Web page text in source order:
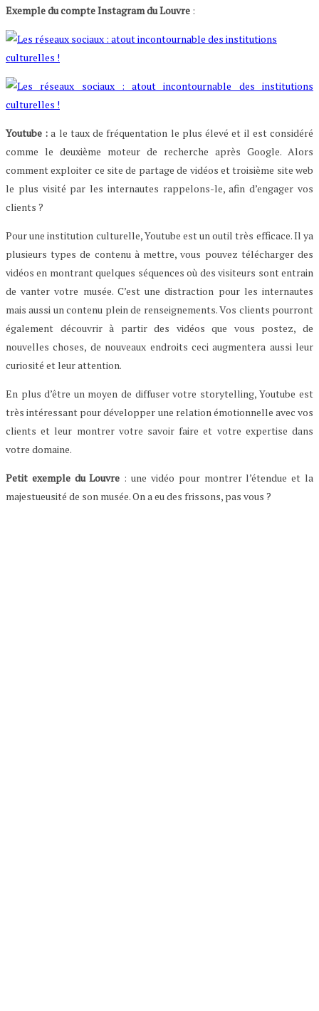
Exemple du compte Instagram du Louvre :
Youtube :a le taux de fréquentation le plus élevé et il est considéré
comme le deuxième moteur de recherche après Google. Alors
comment exploiter ce site de partage de vidéos et troisième site web
le plus visité par les internautes rappelons-le, afin d’engager vos
clients ?
Pour une institution culturelle, Youtube est un outil très efficace. Il ya
plusieurs types de contenu à mettre, vous pouvez télécharger des
vidéos en montrant quelques séquences où des visiteurs sont entrain
de vanter votre musée. C’est une distraction pour les internautes
mais aussi un contenu plein de renseignements. Vos clients pourront
également découvrir à partir des vidéos que vous postez, de
nouvelles choses, de nouveaux endroits ceci augmentera aussi leur
curiosité et leur attention.
En plus d’être un moyen de diffuser votre storytelling, Youtube est
très intéressant pour développer une relation émotionnelle avec vos
clients et leur montrer votre savoir faire et votre expertise dans
votre domaine.
Petit exemple du Louvre : une vidéo pour montrer l’étendue et la
majestueusité de son musée. On a eu des frissons, pas vous ?